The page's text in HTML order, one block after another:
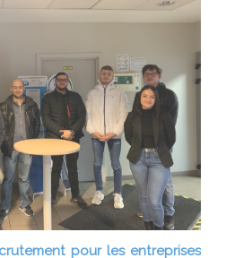
pour les entreprises